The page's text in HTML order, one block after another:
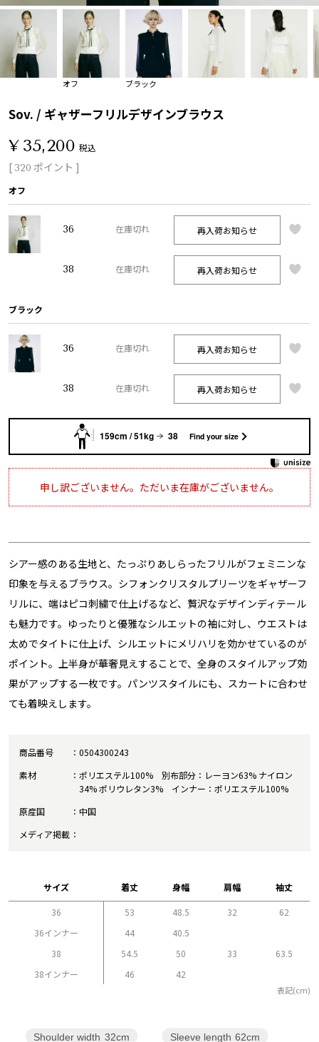
オフ ブラック
Sov. / ギャザーフリルデザインブラウス
¥ 35,200 税込
[ 320 ポイント ]
オフ
36 在庫切れ 再入荷お知らせ
38 在庫切れ 再入荷お知らせ
ブラック
36 在庫切れ 再入荷お知らせ
38 在庫切れ 再入荷お知らせ
159cm / 51kg 38 Find your size
申し訳ございません。ただいま在庫がございません。
シアー感のある生地と、たっぷりあしらったフリルがフェミニンな
印象を与えるブラウス。シフォンクリスタルプリーツをギャザーフ
リルに、端はピコ刺繍で仕上げるなど、贅沢なデザインディテール
も魅力です。ゆったりと優雅なシルエットの袖に対し、ウエストは
太めでタイトに仕上げ、シルエットにメリハリを効かせているのが
ポイント。上半身が華奢見えすることで、全身のスタイルアップ効
果がアップする一枚です。パンツスタイルにも、スカートに合わせ
ても着映えします。
商品番号
0504300243
素材
ポリエステル100% 別布部分：レーヨン63% ナイロン
34% ポリウレタン3% インナー：ポリエステル100%
原産国
中国
メディア掲載
サイズ 着丈 身幅 肩幅 袖丈
36 53 48.5 32
62
36インナー
44
40.5
38
54.5 50 33
63.5
38インナー
46 42
表記(cm)
Sleeve length 62cm
Shoulder width 32cm